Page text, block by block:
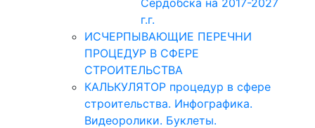
Сердобска на 2017-2027
г.г.
ИСЧЕРПЫВАЮЩИЕ ПЕРЕЧНИ
ПРОЦЕДУР В СФЕРЕ
СТРОИТЕЛЬСТВА
КАЛЬКУЛЯТОР процедур в сфере
строительства. Инфографика.
Видеоролики. Буклеты.